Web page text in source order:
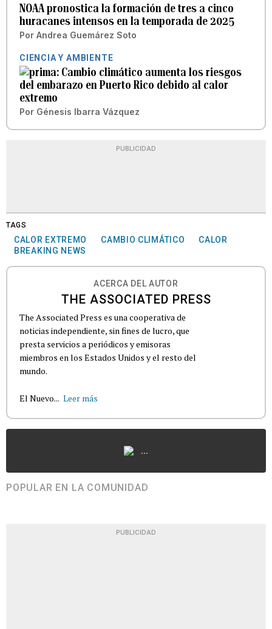
NOAA pronostica la formación de tres a cinco
huracanes intensos en la temporada de 2025
Por Andrea Guemárez Soto
CIENCIA Y AMBIENTE
Cambio climático aumenta los riesgos
del embarazo en Puerto Rico debido al calor
extremo
Por Génesis Ibarra Vázquez
PUBLICIDAD
TAGS
CALOR EXTREMO CAMBIO CLIMÁTICO
CALOR
BREAKING NEWS
ACERCA DEL AUTOR
THE ASSOCIATED PRESS
The Associated Press es una cooperativa de
noticias independiente, sin fines de lucro, que
presta servicios a periódicos y emisoras
miembros en los Estados Unidos y el resto del
mundo.
El Nuevo... Leer más
...
POPULAR EN LA COMUNIDAD
PUBLICIDAD